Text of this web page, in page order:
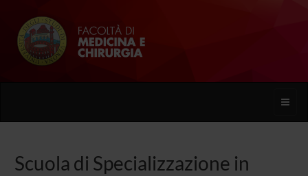
Toggle
Scuola di Specializzazione in